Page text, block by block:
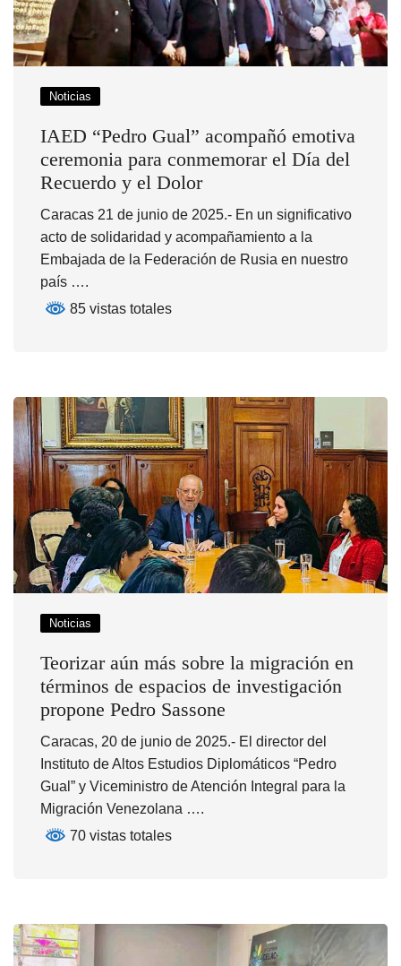
Noticias
IAED “Pedro Gual” acompañó emotiva
ceremonia para conmemorar el Día del
Recuerdo y el Dolor
Caracas 21 de junio de 2025.- En un significativo
acto de solidaridad y acompañamiento a la
Embajada de la Federación de Rusia en nuestro
país ….
85 vistas totales
Noticias
Teorizar aún más sobre la migración en
términos de espacios de investigación
propone Pedro Sassone
Caracas, 20 de junio de 2025.- El director del
Instituto de Altos Estudios Diplomáticos “Pedro
Gual” y Viceministro de Atención Integral para la
Migración Venezolana ….
70 vistas totales